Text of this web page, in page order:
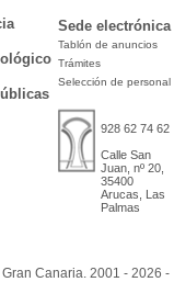
Sede electrónica
Tablón de anuncios
Trámites
Selección de personal
928 62 74 62
Calle San
Juan, nº 20,
35400
Arucas, Las
Palmas
Canaria. 2001 - 2026 -